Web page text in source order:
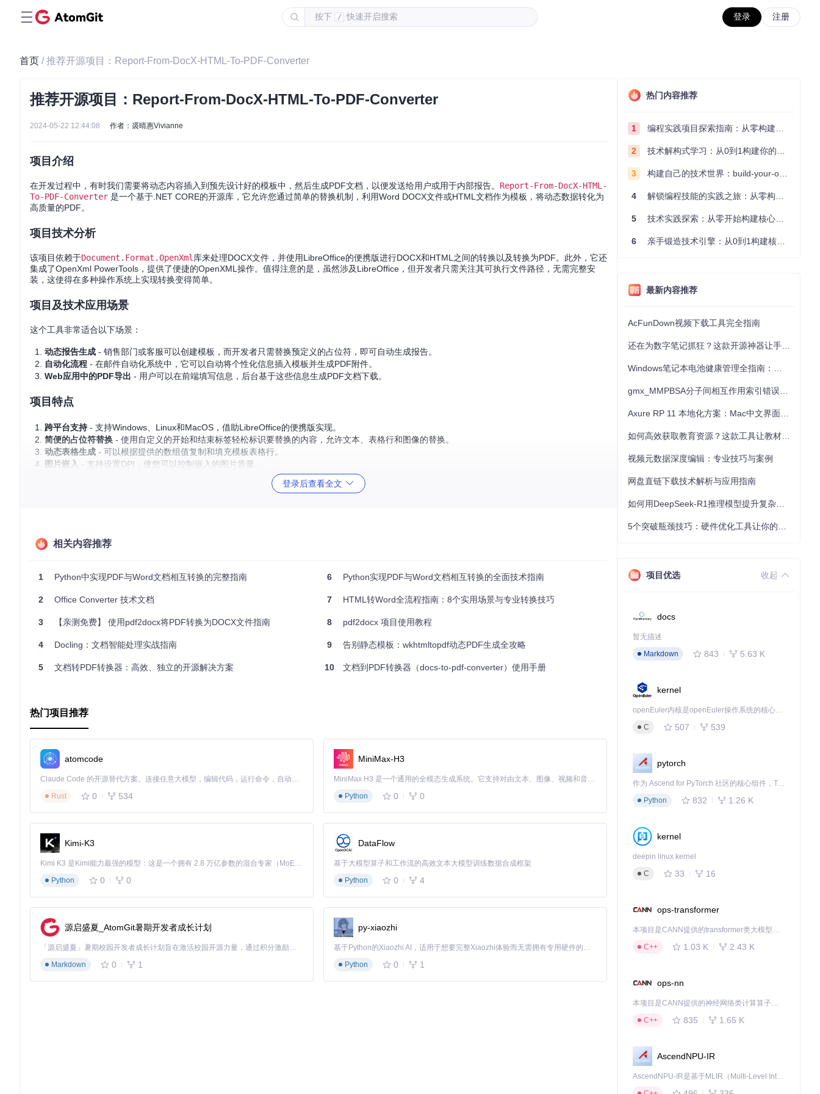
按下 / 快速开启搜索 登录 注册
首页 / 推荐开源项目：Report-From-DocX-HTML-To-PDF-Converter
推荐开源项目：Report-From-DocX-HTML-To-PDF-Converter
2024-05-22 12:44:08 作者：裘晴惠Vivianne
项目介绍
在开发过程中，有时我们需要将动态内容插入到预先设计好的模板中，然后生成PDF文档，以便发送给用户或用于内部报告。 Report-From-DocX-HTML-
To-PDF-Converter 是一个基于.NET CORE的开源库，它允许您通过简单的替换机制，利用Word DOCX文件或HTML文档作为模板，将动态数据转化为
高质量的PDF。
项目技术分析
该项目依赖于Document.Format.OpenXml 库来处理DOCX文件，并使用LibreOffice的便携版进行DOCX和HTML之间的转换以及转换为PDF。此外，它还
集成了OpenXml PowerTools，提供了便捷的OpenXML操作。值得注意的是，虽然涉及LibreOffice，但开发者只需关注其可执行文件路径，无需完整安
装，这使得在多种操作系统上实现转换变得简单。
项目及技术应用场景
这个工具非常适合以下场景：
动态报告生成 - 销售部门或客服可以创建模板，而开发者只需替换预定义的占位符，即可自动生成报告。
自动化流程 - 在邮件自动化系统中，它可以自动将个性化信息插入模板并生成PDF附件。
Web应用中的PDF导出 - 用户可以在前端填写信息，后台基于这些信息生成PDF文档下载。
项目特点
跨平台支持 - 支持Windows、Linux和MacOS，借助LibreOffice的便携版实现。
简便的占位符替换 - 使用自定义的开始和结束标签轻松标识要替换的内容，允许文本、表格行和图像的替换。
动态表格生成 - 可以根据提供的数组值复制和填充模板表格行。
图片嵌入 - 支持设置DPI，使您可以控制嵌入的图片质量。
- 包括DOCX到DOCX、HTML到HTML、DOCX到PDF、HTML到DOCX、HTML到PDF等。
- 遵循MIT许可证，无持续付费压力，开发者可自由使用和定制。
登录后查看全文
相关内容推荐
1 Python中实现PDF与Word文档相互转换的完整指南
2 Office Converter 技术文档
3 【亲测免费】 使用pdf2docx将PDF转换为DOCX文件指南
4 Docling：文档智能处理实战指南
5 文档转PDF转换器：高效、独立的开源解决方案
6 Python实现PDF与Word文档相互转换的全面技术指南
7 HTML转Word全流程指南：8个实用场景与专业转换技巧
8 pdf2docx 项目使用教程
9 告别静态模板：wkhtmltopdf动态PDF生成全攻略
10 文档到PDF转换器（docs-to-pdf-converter）使用手册
热门项目推荐
atomcode
Claude Code 的开源替代方案。连接任意大模型，编辑代码，运行命令，自动验证 — 全自动执行。用 Rust 构建，极致性能。 ｜ An open-source alternative to Claude Code. Connect any LLM, edit code, run commands, and verify changes — autonomously. Built in Rust for speed. Get Started
Rust
0 534
MiniMax-H3
MiniMax H3 是一个通用的全模态生成系统。它支持对由文本、图像、视频和音频组成的多模态上下文进行统一理解，并能生成分辨率高达 2K、时长可达 15 秒的带原生立体声音频的视频。得益于面向任务泛化的系统设计，H3 在预训练阶段就已具备广泛的多模态上下文理解与生成能力，能够出色地执行复杂的多模态指令。
Python
0 0
Kimi-K3
Kimi K3 是Kimi能力最强的模型：这是一个拥有 2.8 万亿参数的混合专家（MoE）模型，具备原生视觉理解能力，并支持 100 万 token 的上下文窗口。
Python
0 0
DataFlow
基于大模型算子和工作流的高效文本大模型训练数据合成框架
Python
0 4
源启盛夏_AtomGit暑期开发者成长计划
「源启盛夏」暑期校园开发者成长计划旨在激活校园开源力量，通过积分激励、认证扶持、资源倾斜等形式，引导高校组织和开发者完成「入驻 — 建项目 — 做贡献 — 获认证 — 得资源」的完整闭环。无论你是想带领社团入驻平台的组织者，还是希望用代码贡献证明自己的开发者，都能在这里找到属于你的成长路径。
Markdown
0 1
py-xiaozhi
基于Python的Xiaozhi AI，适用于想要完整Xiaozhi体验而无需拥有专用硬件的用户。
Python
0 1
热门内容推荐
1 编程实践项目探索指南：从零构建技术能力体系
2 技术解构式学习：从0到1构建你的编程知识体系
3 构建自己的技术世界：build-your-own-x项目的实践探索指南
4 解锁编程技能的实践之旅：从零构建你的技术世界
5 技术实践探索：从零开始构建核心系统的实践指南
6 亲手锻造技术引擎：从0到1构建核心系统的实践指南
最新内容推荐
AcFunDown视频下载工具完全指南
视频元数据深度编辑：专业技巧与案例
网盘直链下载技术解析与应用指南
项目优选 收起
docs
暂无描述
Markdown
843 5.63 K
kernel
openEuler内核是openEuler操作系统的核心，既是系统性能与稳定性的基石，也是连接处理器、设备与服务的桥梁。
C
507 539
pytorch
作为 Ascend for PyTorch 社区的核心组件，TorchNPU 是昇腾专为 PyTorch 打造的深度学习适配插件，使 PyTorch 框架能够直接调用昇腾 NPU，为开发者提供昇腾 AI 处理器的超强算力。
Python
832 1.26 K
kernel
deepin linux kernel
C
33 16
ops-transformer
本项目是CANN提供的transformer类大模型算子库，实现网络在NPU上加速计算。
C++
1.03 K 2.43 K
ops-nn
本项目是CANN提供的神经网络类计算算子库，实现网络在NPU上加速计算。
C++
835 1.65 K
AscendNPU-IR
AscendNPU-IR是基于MLIR（Multi-Level Intermediate Representation）构建的，面向昇腾亲和算子编译时使用的中间表示，提供昇腾完备表达能力，通过编译优化提升昇腾AI处理器计算效率，支持通过生态框架使能昇腾AI处理器与深度调优